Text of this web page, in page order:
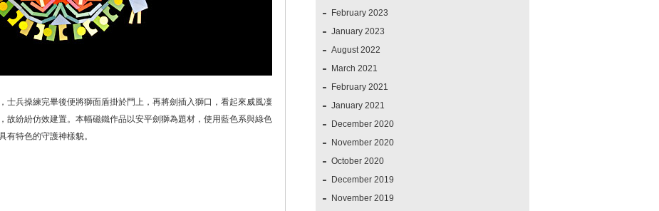
士兵操練完畢後便將獅面盾掛於門上，再將劍插入獅口，看起來威風凜
故紛紛仿效建置。本幅磁鐵作品以安平劍獅為題材，使用藍色系與綠色
有特色的守護神樣貌。
February 2023
January 2023
August 2022
March 2021
February 2021
January 2021
December 2020
November 2020
October 2020
December 2019
November 2019